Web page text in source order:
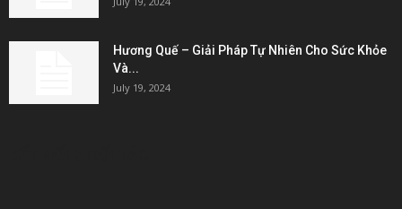
Hương Quế – Giải Pháp Tự Nhiên Cho Sức Khỏe
Và...
July 19, 2024